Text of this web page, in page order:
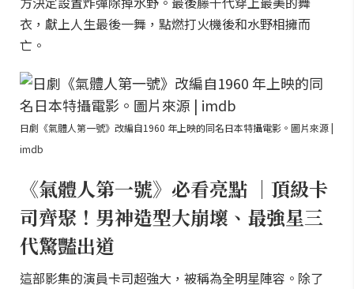
衣，獻上人生最後一舞，點燃打火機後和水野相擁而
亡。
日劇《氣體人第一號》改編自1960 年上映的同名日本特攝電影。圖片來源 |
imdb
《氣體人第一號》必看亮點 ｜頂級卡
司齊聚！男神造型大崩壞、最強星三
代驚豔出道
這部影集的演員卡司超強大，被稱為全明星陣容。除了